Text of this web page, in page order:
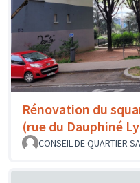
Rénovation du
(rue du Dauphiné
CONSEIL DE QUARTIER